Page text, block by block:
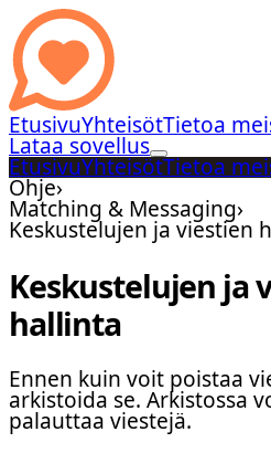
EtusivuYhteisötTietoa
Lataa sovellus
EtusivuYhteisötTietoa
Ohje›
Matching & Messaging›
Keskustelujen ja viestien
Keskustelujen ja
hallinta
Ennen kuin voit poistaa
arkistoida se. Arkistossa
palauttaa viestejä.